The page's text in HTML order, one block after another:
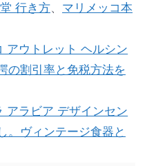
行き方、 マリメッコ本
アウトレット ヘルシン
の割引率と免税方法を
アラビア デザインセン
。ヴィンテージ食器と